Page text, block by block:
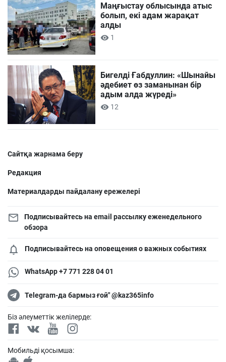
Маңғыстау облысында атыс
болып, екі адам жарақат
алды
1
Бигелді Ғабдуллин: «Шынайы
әдебиет өз заманынан бір
адым алда жүреді»
12
Сайтқа жарнама беру
Редакция
Материалдарды пайдалану ережелері
Подписывайтесь на email рассылку еженедельного
обзора
Подписывайтесь на оповещения о важных событиях
WhatsApp +7 771 228 04 01
Telegram-да бармыз ғой" @kaz365info
Біз әлеуметтік желілерде:
Мобильді қосымша: